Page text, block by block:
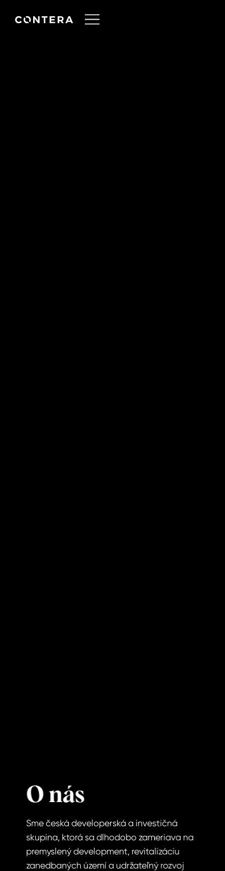
O nás
Sme česká developerská a investičná
skupina, ktorá sa dlhodobo zameriava na
premyslený development, revitalizáciu
zanedbaných území a udržateľný rozvoj